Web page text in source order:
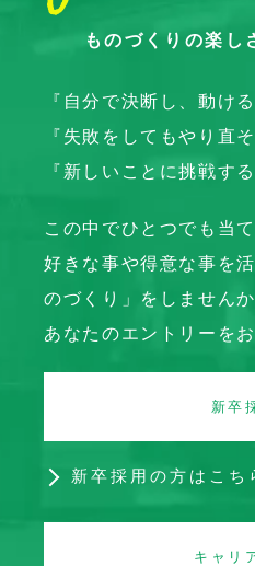
ものづくりの楽し
『自分で決断し、動ける
『失敗をしてもやり直
『新しいことに挑戦す
この中でひとつでも当
好きな事や得意な事を
のづくり」をしませんか
あなたのエントリーを
新卒
新卒採用の方はこち
キャリ